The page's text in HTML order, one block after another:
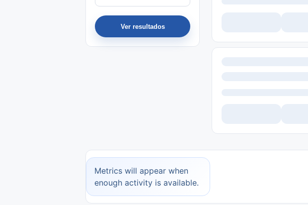
Ver resultados
Metrics will appear when
enough activity is available.